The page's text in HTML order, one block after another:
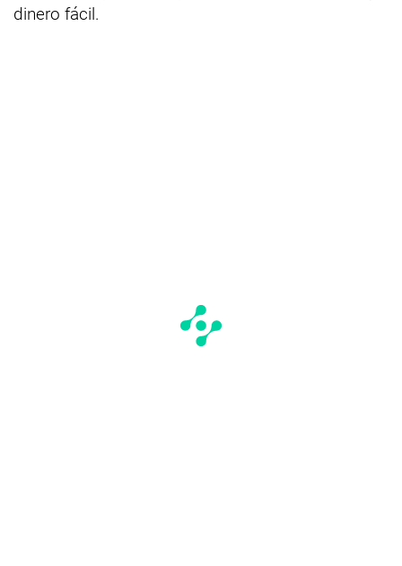
dinero fácil.